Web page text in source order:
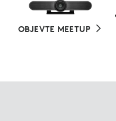
OBJEVTE MEETUP